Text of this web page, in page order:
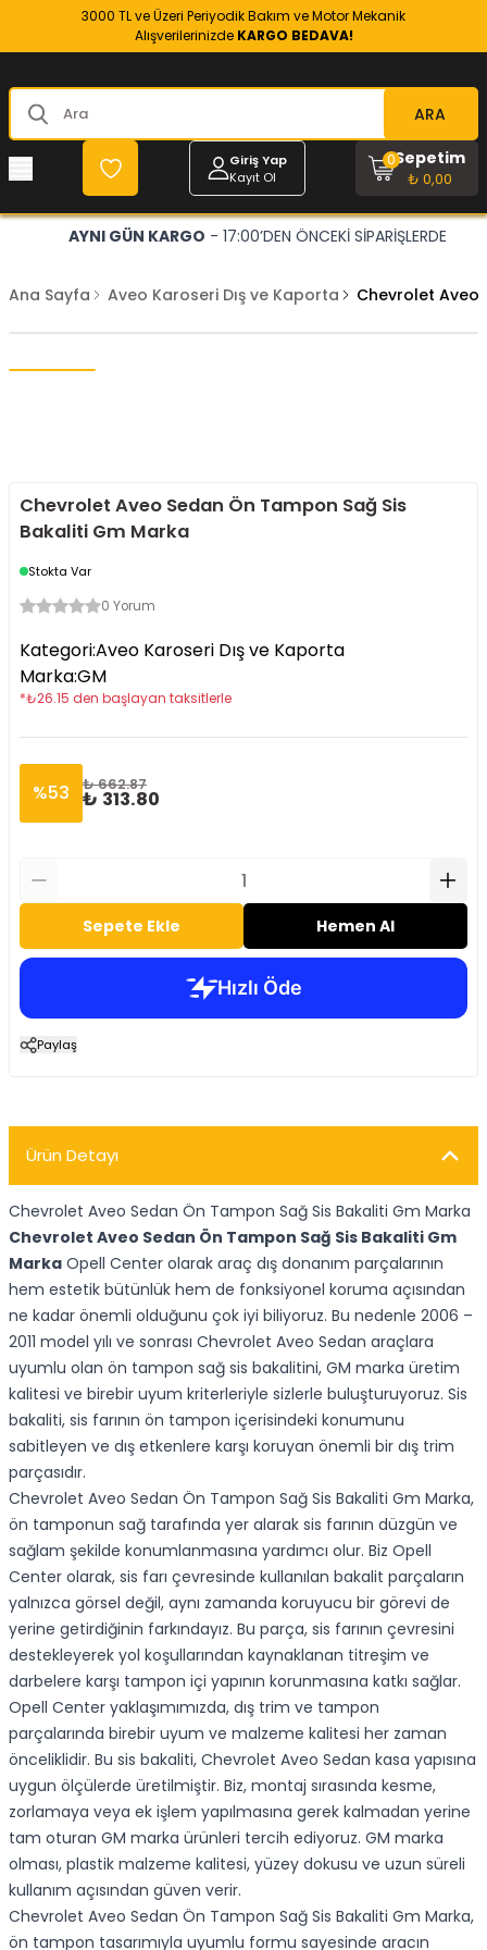
3000 TL ve Üzeri Periyodik Bakım ve Motor Mekanik
Alışverilerinizde KARGO BEDAVA!
ARA
Giriş Yap
Kayıt Ol
Sepetim
₺ 0,00
0
AYNI GÜN KARGO - 17:00’DEN ÖNCEKİ SİPARİŞLERDE
Ana Sayfa Aveo Karoseri Dış ve Kaporta Chevrolet Aveo
Chevrolet Aveo Sedan Ön Tampon Sağ Sis
Bakaliti Gm Marka
Stokta Var
0 Yorum
Kategori:Aveo Karoseri Dış ve Kaporta
Marka:GM
*₺26.15 den başlayan taksitlerle
%53 ₺ 662.87
₺ 313.80
Sepete Ekle Hemen Al
Paylaş
Ürün Detayı
Chevrolet Aveo Sedan Ön Tampon Sağ Sis Bakaliti Gm Marka
Chevrolet Aveo Sedan Ön Tampon Sağ Sis Bakaliti Gm
Marka Opell Center olarak araç dış donanım parçalarının
hem estetik bütünlük hem de fonksiyonel koruma açısından
ne kadar önemli olduğunu çok iyi biliyoruz. Bu nedenle 2006 –
2011 model yılı ve sonrası Chevrolet Aveo Sedan araçlara
uyumlu olan ön tampon sağ sis bakalitini, GM marka üretim
kalitesi ve birebir uyum kriterleriyle sizlerle buluşturuyoruz. Sis
bakaliti, sis farının ön tampon içerisindeki konumunu
sabitleyen ve dış etkenlere karşı koruyan önemli bir dış trim
parçasıdır.
Chevrolet Aveo Sedan Ön Tampon Sağ Sis Bakaliti Gm Marka,
ön tamponun sağ tarafında yer alarak sis farının düzgün ve
sağlam şekilde konumlanmasına yardımcı olur. Biz Opell
Center olarak, sis farı çevresinde kullanılan bakalit parçaların
yalnızca görsel değil, aynı zamanda koruyucu bir görevi de
yerine getirdiğinin farkındayız. Bu parça, sis farının çevresini
destekleyerek yol koşullarından kaynaklanan titreşim ve
darbelere karşı tampon içi yapının korunmasına katkı sağlar.
Opell Center yaklaşımımızda, dış trim ve tampon
parçalarında birebir uyum ve malzeme kalitesi her zaman
önceliklidir. Bu sis bakaliti, Chevrolet Aveo Sedan kasa yapısına
uygun ölçülerde üretilmiştir. Biz, montaj sırasında kesme,
zorlamaya veya ek işlem yapılmasına gerek kalmadan yerine
tam oturan GM marka ürünleri tercih ediyoruz. GM marka
olması, plastik malzeme kalitesi, yüzey dokusu ve uzun süreli
kullanım açısından güven verir.
Chevrolet Aveo Sedan Ön Tampon Sağ Sis Bakaliti Gm Marka,
ön tampon tasarımıyla uyumlu formu sayesinde aracın